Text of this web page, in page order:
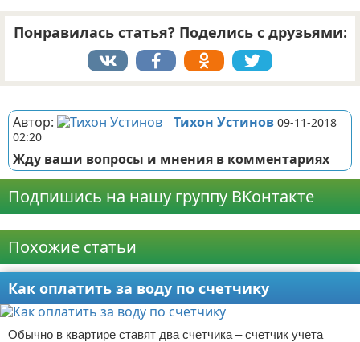
Понравилась статья? Поделись с друзьями:
Автор: Тихон Устинов 09-11-2018
02:20
Жду ваши вопросы и мнения в комментариях
Подпишись на нашу группу ВКонтакте
Похожие статьи
Как оплатить за воду по счетчику
Обычно в квартире ставят два счетчика – счетчик учета